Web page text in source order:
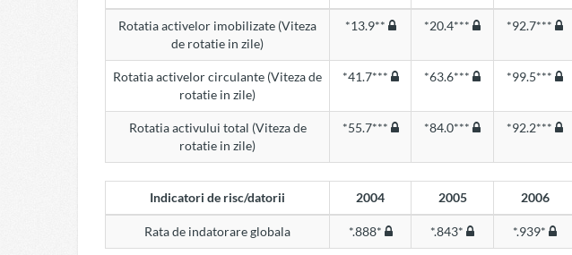
Rotatia activelor imobilizate (Viteza
de rotatie in zile)
*13.9** *20.4*** *92.7***
Rotatia activelor circulante (Viteza de
rotatie in zile)
*41.7*** *63.6*** *99.5***
Rotatia activului total (Viteza de
rotatie in zile)
*55.7*** *84.0*** *92.2***
Indicatori de risc/datorii 2004 2005 2006
Rata de indatorare globala *.888* *.843* *.939*